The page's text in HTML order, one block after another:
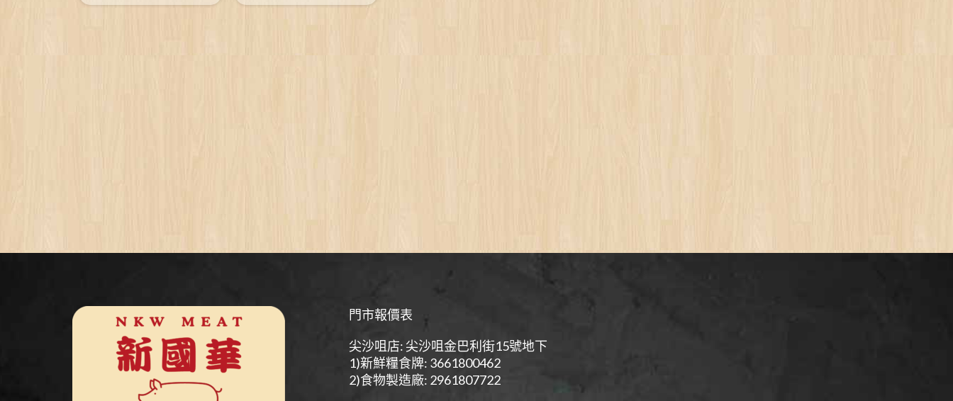
門市報價表
尖沙咀店: 尖沙咀金巴利街15號地下
1)新鮮糧食牌: 3661800462
2)食物製造廠: 2961807722